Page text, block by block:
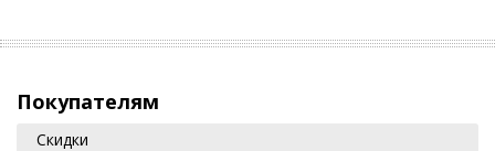
Покупателям
Скидки